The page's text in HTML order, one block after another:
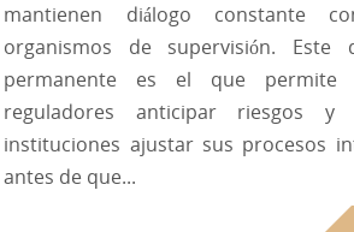
mantienen diálogo constante
organismos de supervisión. Este
permanente es el que
reguladores anticipar riesgos
instituciones ajustar sus procesos
antes de que...